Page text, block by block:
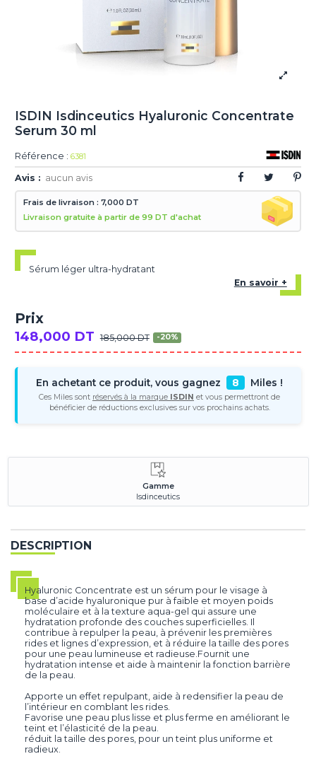
ISDIN Isdinceutics Hyaluronic Concentrate
Serum 30 ml
Référence : 6381
Avis : aucun avis
Frais de livraison : 7,000 DT
Livraison gratuite à partir de 99 DT d'achat
Sérum léger ultra-hydratant
En savoir +
Prix
148,000 DT 185,000 DT -20%
En achetant ce produit, vous gagnez 8 Miles !
Ces Miles sont réservés à la marque ISDIN et vous permettront de
bénéficier de réductions exclusives sur vos prochains achats.
Gamme
Isdinceutics
DESCRIPTION
Hyaluronic Concentrate est un sérum pour le visage à
base d’acide hyaluronique pur à faible et moyen poids
moléculaire et à la texture aqua-gel qui assure une
hydratation profonde des couches superficielles. Il
contribue à repulper la peau, à prévenir les premières
rides et lignes d’expression, et à réduire la taille des pores
pour une peau lumineuse et radieuse.Fournit une
hydratation intense et aide à maintenir la fonction barrière
de la peau.
Apporte un effet repulpant, aide à redensifier la peau de
l’intérieur en comblant les rides.
Favorise une peau plus lisse et plus ferme en améliorant le
teint et l’élasticité de la peau.
réduit la taille des pores, pour un teint plus uniforme et
radieux.